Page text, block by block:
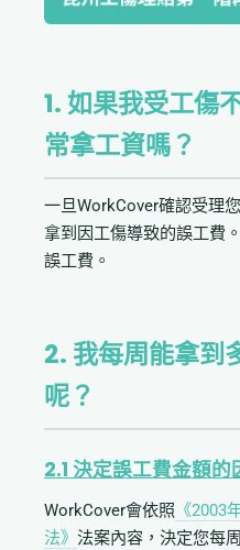
1. 如果我受工傷
常拿工資嗎？
一旦WorkCover確認受理
拿到因工傷導致的誤工費
誤工費。
2. 我每周能拿到
呢？
2.1 決定誤工費金額的
WorkCover會依照 《2003
法》 法案內容，決定您每